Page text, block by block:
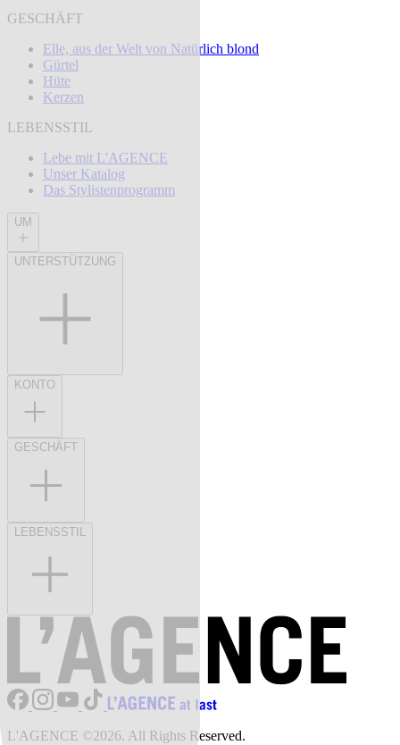
GESCHÄFT
Elle, aus der Welt von Natürlich blond
Gürtel
Hüte
Kerzen
LEBENSSTIL
Lebe mit L'AGENCE
Unser Katalog
Das Stylistenprogramm
UM
UNTERSTÜTZUNG
KONTO
GESCHÄFT
LEBENSSTIL
L'AGENCE ©2026. All Rights Reserved.